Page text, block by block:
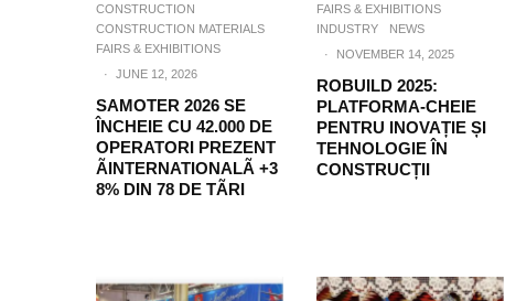
CONSTRUCTION
CONSTRUCTION MATERIALS
FAIRS & EXHIBITIONS
·
JUNE 12, 2026
SAMOTER 2026 SE
ÎNCHEIE CU 42.000 DE
OPERATORI PREZENT
ÃINTERNATIONALÃ +3
8% DIN 78 DE TÃRI
FAIRS & EXHIBITIONS
INDUSTRY
NEWS
·
NOVEMBER 14, 2025
ROBUILD 2025:
PLATFORMA-CHEIE
PENTRU INOVAȚIE ȘI
TEHNOLOGIE ÎN
CONSTRUCȚII